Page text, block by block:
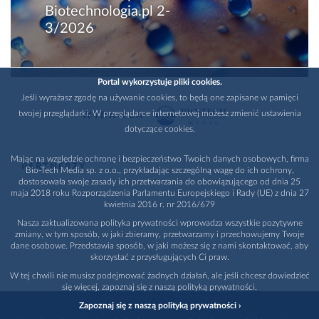
Biotechnologia.pl 2-
3/2026
WYDAWCA
PARTNERZY
Portal wykorzystuje pliki cookies.
Jeśli wyrażasz zgodę na używanie cookies, to będą one zapisane w pamięci
twojej przeglądarki. W przeglądarce internetowej możesz zmienić ustawienia
dotyczące cookies.
Mając na względzie ochronę i bezpieczeństwo Twoich danych osobowych, firma
Bio-Tech Media sp. z o.o., przykładając szczególną wagę do ich ochrony,
dostosowała swoje zasady ich przetwarzania do obowiązującego od dnia 25
maja 2018 roku Rozporządzenia Parlamentu Europejskiego i Rady (UE) z dnia 27
kwietnia 2016 r. nr 2016/679
Nasza zaktualizowana polityka prywatności wprowadza wszystkie pozytywne
zmiany, w tym sposób, w jaki zbieramy, przetwarzamy i przechowujemy Twoje
dane osobowe. Przedstawia sposób, w jaki możesz się z nami skontaktować, aby
skorzystać z przysługujących Ci praw.
W tej chwili nie musisz podejmować żadnych działań, ale jeśli chcesz dowiedzieć
się więcej, zapoznaj się z naszą polityką prywatności.
Zapoznaj się z naszą polityką prywatności ›